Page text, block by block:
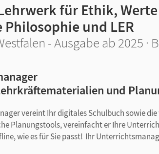
für Ethik,
Philosophie und LER
- Ausgabe ab 2025 ·
und
vereint Ihr digitales Schulbuch sowie
Planungstools, vereinfacht er Ihre
wie es für Sie passt! Ihr